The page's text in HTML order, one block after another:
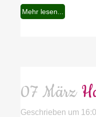
Mehr lesen...
07 März
Geschrieben um